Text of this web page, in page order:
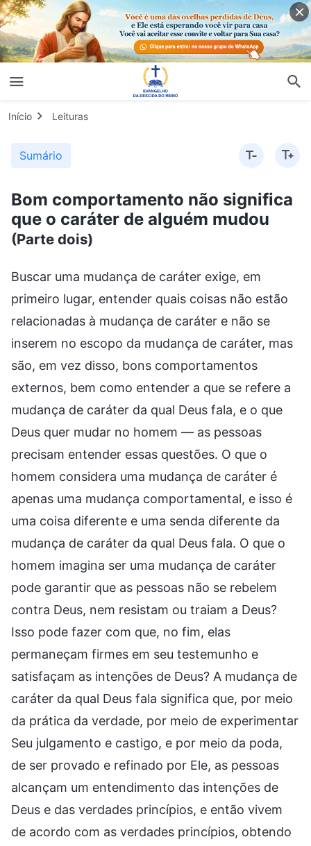
Início Leituras
Sumário
Bom comportamento não significa
que o caráter de alguém mudou
(Parte dois)
Buscar uma mudança de caráter exige, em primeiro lugar, entender quais coisas não estão relacionadas à mudança de caráter e não se inserem no escopo da mudança de caráter, mas são, em vez disso, bons comportamentos externos, bem como entender a que se refere a mudança de caráter da qual Deus fala, e o que Deus quer mudar no homem — as pessoas precisam entender essas questões. O que o homem considera uma mudança de caráter é apenas uma mudança comportamental, e isso é uma coisa diferente e uma senda diferente da mudança de caráter da qual Deus fala. O que o homem imagina ser uma mudança de caráter pode garantir que as pessoas não se rebelem contra Deus, nem resistam ou traiam a Deus? Isso pode fazer com que, no fim, elas permaneçam firmes em seu testemunho e satisfaçam as intenções de Deus? A mudança de caráter da qual Deus fala significa que, por meio da prática da verdade, por meio de experimentar Seu julgamento e castigo, e por meio da poda, de ser provado e refinado por Ele, as pessoas alcançam um entendimento das intenções de Deus e das verdades princípios, e então vivem de acordo com as verdades princípios, obtendo um coração que se submete e teme a Deus, sem nenhum equívoco sobre Deus, e possuindo conhecimento verdadeiro e adoração verdadeira a Deus. Aquilo de que Deus fala é uma mudança no caráter de uma pessoa, mas a que se refere a mudança de caráter da qual o homem fala? Refere-se a um comportamento melhorado, a parecer bem-comportado e calmo, e a não ser arrogante; significa falar de modo refinado e disciplinado, não ser malcriado nem malicioso, e possuir consciência, razão e padrões morais em sua fala e comportamento. Existe alguma diferença entre a mudança de caráter da qual fala o homem e a mudança de caráter que Deus exige? Qual é a diferença? A mudança de caráter da qual fala o homem é uma mudança no comportamento exterior, uma mudança que se conforma às noções e imaginações humanas. A mudança de caráter que Deus exige é você se livrar do seu caráter corrupto, é uma mudança na vida caráter causada pelo entendimento da verdade, uma mudança em sua perspectiva sobre as coisas, uma mudança no olhar para a vida e nos valores. Existe uma diferença. Não importa se você está lidando com pessoas ou coisas, todos os seus motivos, os princípios de suas ações e seu padrão de avaliação precisam estar de acordo com a verdade, e você precisa buscar as verdades princípios; esse é o único jeito de alcançar uma mudança de caráter. Se você sempre se avalia segundo padrões de comportamento, se você sempre se concentra em mudanças em seu comportamento exterior e acha que está vivendo semelhança humana e que tem a aprovação de Deus só porque você possui um pouco de bom comportamento, isso está completamente errado. Como você tem caracteres corruptos, consegue se opor a Deus e corre o risco de traí-Lo, se você não buscar a verdade para resolver seu caráter corrupto, não importa quão bom seja seu comportamento externo, você não será capaz de alcançar submissão verdadeira a Deus e não será capaz de temer a Deus e evitar o mal. O mero bom comportamento exterior pode produzir um coração temente a Deus? Ele pode fazer com que uma pessoa tema a Deus e evite o mal? Se as pessoas não conseguem temer a Deus nem evitar o mal, então nenhuma quantidade de bom comportamento significa que elas têm submissão verdadeira a Deus. Portanto, nenhuma quantidade de bom comportamento significa uma mudança no caráter. Algumas pessoas falam de forma muito refinada, nunca usam linguagem obscena, igual aos acadêmicos — as palavras até saem de sua boca como se saíssem da caneta de mestres, como se elas fossem literatas ou oradoras. Olhando para esses comportamentos e manifestações superficiais, não se pode ver nenhum problema, mas como você pode descobrir se há problemas no caráter delas? Como você pode avaliar se houve alguma mudança no caráter delas? Através de quê isso pode ser visto? (Observando a atitude delas em relação à verdade.) Esse é um indicador para avaliar isso. Existe mais algum? (Observar os princípios delas para fazer as coisas e os pontos de vista delas sobre as coisas). Isso toca no cerne da questão. Você não deve olhar para o modo de falar, se é elegante ou vulgar, ou para a linguagem intelectual — não olhe para a superfície. Algumas pessoas falam de forma muito prolixa, não sabem se expressar e ficam inquietas quando estão ansiosas — isso está relacionado a seu caráter? (Não.) Isso só é comportamento externo, no máximo está relacionado à índole pessoal ou à criação familiar, não está relacionado ao caráter. Então, como você consegue ver que tipo de caráter elas têm, se o caráter delas mudou, e se elas são pessoas que praticam a verdade? Olhando para o conteúdo da fala delas. Se todas as palavras delas são verdadeiras e vêm do fundo do coração, sem qualquer desejo ou ambição, e se não há intenções por trás da fala delas, se apenas falam palavras francas e honestas, e se são capazes de se abrir para os outros sobre dificuldades e fraquezas, e de comunicar e compartilhar com os outros a luz e o esclarecimento que recebem, se são verdadeiras sobre tudo que querem fazer, desnudando-se totalmente e de forma aberta, então elas não são buscadores da verdade? Por ora, não falemos sobre se o caráter delas mudou, nem sobre quanto mudou, mas, a julgar por essas revelações e manifestações, essas são pessoas que praticam a verdade. Agora, vejamos a maneira como elas tratam as outras pessoas. Elas são capazes de tratar as pessoas com justiça e não as oprimem, elas apoiam e ajudam os irmãos mais fracos e não zombam deles. Além disso, elas são leais e consideram as intenções de Deus em seus deveres, e, independentemente das dificuldades que encontram, elas não jogam a toalha e são capazes de defender os interesses da casa de Deus. Essas não são manifestações de pessoas que praticam a verdade? (Sim.) Tais pessoas são relativamente íntegras e amam a verdade num grau comparativamente alto. Alguém pode falar de uma forma muito refinada, vestir-se de forma muito adequada e parecer muito devoto por fora, mas qual é o conteúdo de sua fala? Ele diz: “Eu fazia parceria com o líder fulano de tal, e ele tinha um defeito na fala, por isso eu precisava falar mais durante a comunhão nas reuniões — o capaz sempre precisa fazer mais trabalho, certo? Como resultado, os irmãos começaram a me idolatrar, não pude evitar que o fizessem e tive de continuar me comunicando. Depois de ser regados por mim pessoalmente, muitos irmãos ficaram muito próximos de mim, então, quando algum deles tinha um problema, eu geralmente conseguia resolvê-lo. Quando algumas pessoas ficavam fracas, eu só precisava me comunicar com elas, e elas recuperavam as forças. Não tenho outros defeitos, meu maior defeito é meu coração mole. Não sou capaz de ver os outros sofrerem; sempre que alguém está sofrendo, isso me deixa angustiado, e eu queria poder sofrer no lugar dele”. Qual é o significado dessas palavras? Essas palavras não parecem ser problemáticas, mas existe um problema com os motivos de sua fala? (Sim, ele está exaltando a si mesmo e testificando de si mesmo.) Qual é o caráter dessa pessoa? Seu caráter é arrogante e enganoso, ela quer usar esse método e usar todas essas palavras para produzir um efeito, para insinuar algo um pouco diferente, para fazer com que os outros a admirem e adorem. São esses o objetivo e a intenção de suas palavras. As pessoas confusas, que não têm discernimento, ouvem-na e pensam: “Essa pessoa é realmente fantástica, não surpreende que ela seja um líder, ela é melhor do que nós, é material de liderança”. Esse é o pensamento de uma pessoa confusa que não consegue perceber as coisas. Aqueles que têm discernimento entenderão: “Ele falava tanto de como ele é bom, de como trabalha muito e dos serviços que prestou, de como beneficiou e ajudou os irmãos, para que as pessoas o admirem, o tempo todo dizendo que não quer que as pessoas o admirem. Na verdade, ele não para de correr por aí para que as pessoas o admirem e adorem. Ele não é apenas arrogante, mas também muito enganoso! Ele quer conquistar o coração das pessoas, disputar com Deus por status, e ele usa esse método para enganar as pessoas. Ele não é igual a Paulo? Ele é um diabo! Ele falou por tanto tempo sem mencionar nenhum de seus erros ou falhas, como se não tivesse nenhum caráter corrupto; as falhas sobre as quais ele falou fazem com que as pessoas o invejem e o admirem enormemente, e se sintam inadequadas. Embora ele não faça diretamente com que as pessoas o adorem e o exaltem, o efeito que suas palavras têm é fazer com que as pessoas o exaltem e adorem; ele conquista e rouba o coração das pessoas, e ele engana as pessoas confusas e aquelas que são ignorantes e têm estatura imatura. Isso não é desorientar as pessoas? Os motivos por trás de suas palavras são tão insidiosos e sinistros demais! Essa pessoa se insere na categoria dos anticristos; é fácil discernir isso”. Existe uma diferença clara entre esses dois tipos de pessoas. Um tipo de pessoa fala de maneira muito simples e comum, mas é genuíno e fala com sinceridade e de coração; não importa o que diga, as pessoas não o adorarão, mas apenas o favorecerão no coração. Esse tipo de pessoa não rouba o coração das pessoas, nem ocupa um espaço no coração delas, e sabe tratar as pessoas como iguais; as pessoas não serão constrangidas por ele, nem manipuladas ou controladas por ele. Essa é uma pessoa verdadeiramente boa. Nada em sua fala, na maneira como se comporta e lida com os assuntos, revela quaisquer ambições ou desejos, nem mostra que ela deseja controlar as pessoas ou ocupar um espaço no coração das pessoas; ela não tem esse caráter, é uma pessoa com humanidade. As pessoas que são perversas, que são sempre ambiciosas e querem controlar os outros, realmente reverenciam o poder e o status, por isso, muitas vezes, elas dizem coisas que as exibem e dão testemunho delas, e fazem coisas que enganam e controlam as pessoas. Esse é um caráter claramente